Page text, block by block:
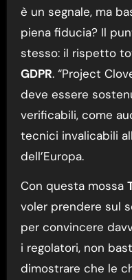
è un segnale, ma
piena fiducia? Il
stesso: il rispetto
GDPR. “Project
deve essere
verificabili, come
tecnici invalicabili
dell’Europa.
Con questa mossa
voler prendere sul
per convincere
i regolatori, non
dimostrare che le